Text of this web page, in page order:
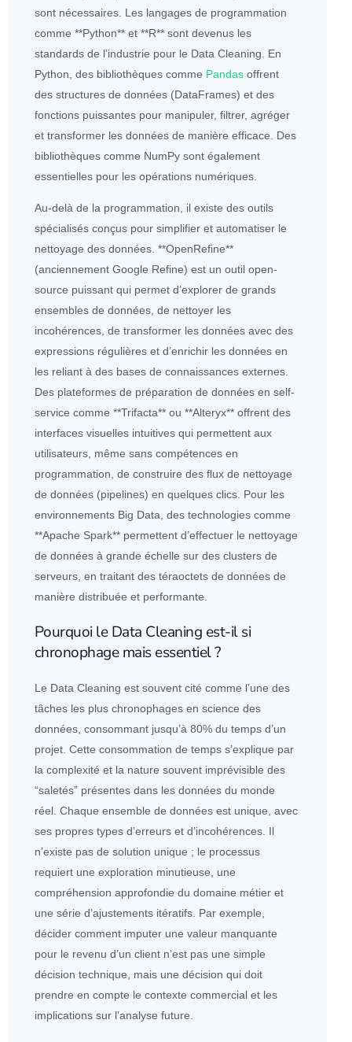
sont nécessaires. Les langages de programmation
comme **Python** et **R** sont devenus les
standards de l’industrie pour le Data Cleaning. En
Python, des bibliothèques comme Pandas offrent
des structures de données (DataFrames) et des
fonctions puissantes pour manipuler, filtrer, agréger
et transformer les données de manière efficace. Des
bibliothèques comme NumPy sont également
essentielles pour les opérations numériques.
Au-delà de la programmation, il existe des outils
spécialisés conçus pour simplifier et automatiser le
nettoyage des données. **OpenRefine**
(anciennement Google Refine) est un outil open-
source puissant qui permet d’explorer de grands
ensembles de données, de nettoyer les
incohérences, de transformer les données avec des
expressions régulières et d’enrichir les données en
les reliant à des bases de connaissances externes.
Des plateformes de préparation de données en self-
service comme **Trifacta** ou **Alteryx** offrent des
interfaces visuelles intuitives qui permettent aux
utilisateurs, même sans compétences en
programmation, de construire des flux de nettoyage
de données (pipelines) en quelques clics. Pour les
environnements Big Data, des technologies comme
**Apache Spark** permettent d’effectuer le nettoyage
de données à grande échelle sur des clusters de
serveurs, en traitant des téraoctets de données de
manière distribuée et performante.
Pourquoi le Data Cleaning est-il si
chronophage mais essentiel ?
Le Data Cleaning est souvent cité comme l’une des
tâches les plus chronophages en science des
données, consommant jusqu’à 80% du temps d’un
projet. Cette consommation de temps s’explique par
la complexité et la nature souvent imprévisible des
“saletés” présentes dans les données du monde
réel. Chaque ensemble de données est unique, avec
ses propres types d’erreurs et d’incohérences. Il
n’existe pas de solution unique ; le processus
requiert une exploration minutieuse, une
compréhension approfondie du domaine métier et
une série d’ajustements itératifs. Par exemple,
décider comment imputer une valeur manquante
pour le revenu d’un client n’est pas une simple
décision technique, mais une décision qui doit
prendre en compte le contexte commercial et les
implications sur l’analyse future.